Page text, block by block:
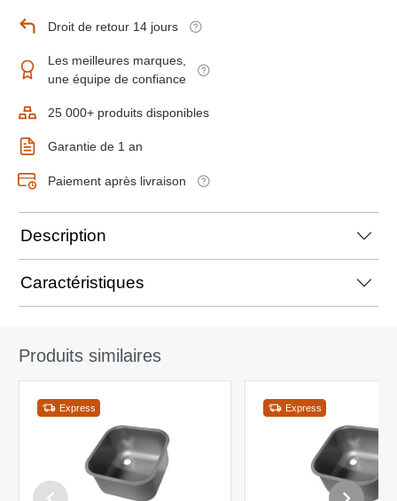
Droit de retour 14 jours
Les meilleures marques,
une équipe de confiance
25 000+ produits disponibles
Garantie de 1 an
Paiement après livraison
Description
Caractéristiques
Produits similaires
Express Express